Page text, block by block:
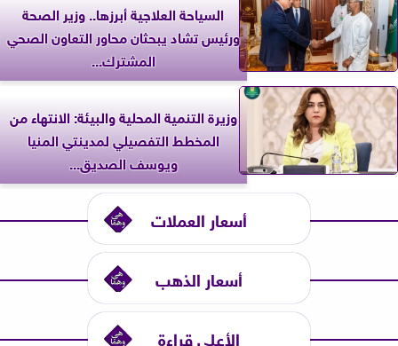
السياحة العلاجية أبرزها.. وزير الصحة
ورئيس تشاد يبحثان محاور التعاون الصحي
المشترك...
وزيرة التنمية المحلية والبيئة: الانتهاء من
المخطط التفصيلي لمدينتي المنيا
ويوسف الصديق...
أسعار العملات
أسعار الذهب
الأعلى قراءة